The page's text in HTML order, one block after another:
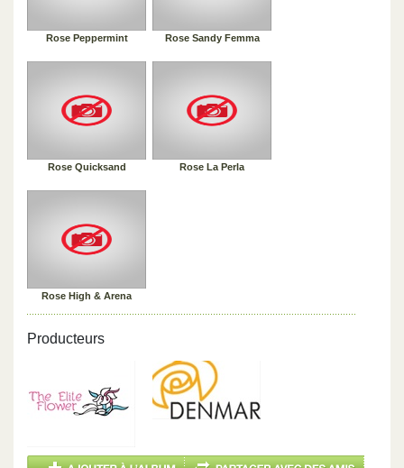
Rose Peppermint Rose Sandy Femma
Rose Quicksand Rose La Perla
Rose High & Arena
Producteurs